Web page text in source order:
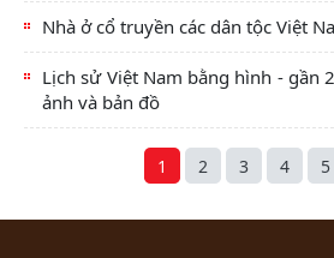
Nhà ở cổ truyền các dân tộc Việt
Lịch sử Việt Nam bằng hình - gần
ảnh và bản đồ
1 2 3 4 5